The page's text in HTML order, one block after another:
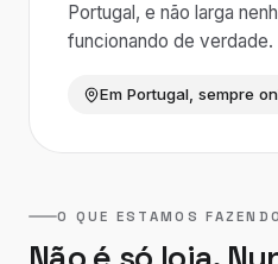
Portugal, e não larga
funcionando de verdade.
Em Portugal, sempre
O QUE ESTAMOS